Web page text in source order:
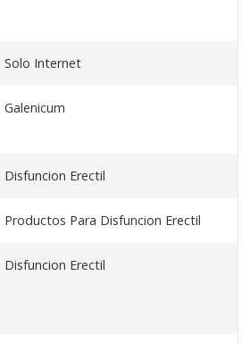
Solo Internet
Galenicum
Disfuncion Erectil
Productos Para Disfuncion Erectil
Disfuncion Erectil